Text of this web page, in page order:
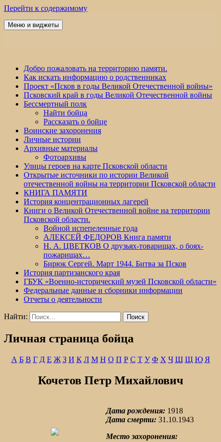
Перейти к содержимому
Победа 60
Меню и виджеты
Добро пожаловать на территорию памяти.
Как искать информацию о родственниках
Проект «Псков в годы Великой Отечественной войны»
Псковский край в годы Великой Отечественной войны
Бессмертный полк
Найти бойца
Рассказать о бойце
Воинские захоронения
Личные истории
Архивные материалы
Фотоархивы
Улицы героев на карте Псковской области
Открытые источники по истории Великой
отечественной войны на территории Псковской области
КНИГА ПАМЯТИ
История концентрационных лагерей
Книги о Великой Отечественной войне на территории
Псковской области.
Войной испепеленные года
АЛЕКСЕЙ ФЕДОРОВ Книга памяти
Н. А. ЦВЕТКОВ О друзьях-товарищах, о боях-
пожарищах…
Бирюк Сергей. Март 1944. Битва за Псков
История партизанского края
ГБУК «Военно-исторический музей Псковской области»
Федеральные данные и сборники информации
Отчеты о деятельности
Найти:
Личная страница бойца
А Б В Г Д Е Ж З И К Л М Н О П Р С Т У Ф Х Ч Ш Щ Ю Я
Кочетов Петр Михайлович
Дата рождения: 1918
Дата смерти: 31.10.1943
Место захоронения: